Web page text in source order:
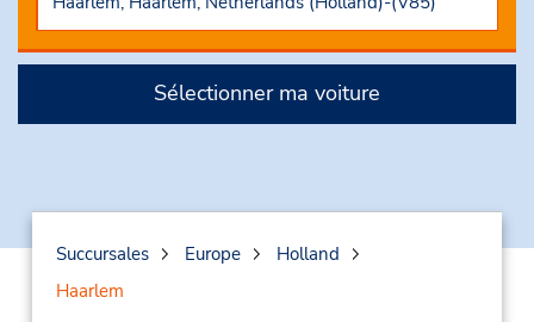
Sélectionner ma voiture
Succursales Europe
Holland
Haarlem